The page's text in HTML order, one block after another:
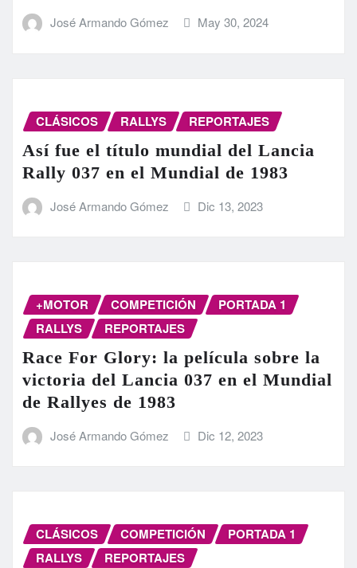
José Armando Gómez May 30, 2024
CLÁSICOS RALLYS REPORTAJES
Así fue el título mundial del Lancia
Rally 037 en el Mundial de 1983
José Armando Gómez Dic 13, 2023
+MOTOR COMPETICIÓN
PORTADA 1
RALLYS
REPORTAJES
Race For Glory: la película sobre la
victoria del Lancia 037 en el Mundial
de Rallyes de 1983
José Armando Gómez Dic 12, 2023
CLÁSICOS COMPETICIÓN
PORTADA 1
RALLYS
REPORTAJES